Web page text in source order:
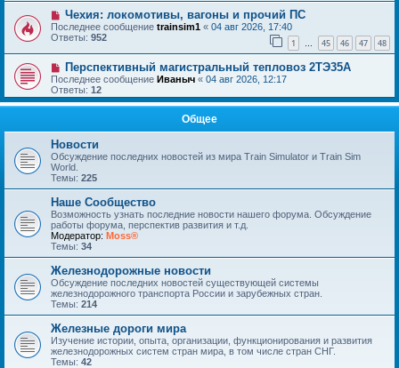
Чехия: локомотивы, вагоны и прочий ПС
Последнее сообщение trainsim1 « 04 авг 2026, 17:40
Ответы: 952 1 … 45 46 47 48
Перспективный магистральный тепловоз 2ТЭ35А
Последнее сообщение Иваныч « 04 авг 2026, 12:17
Ответы: 12
Общее
Новости
Обсуждение последних новостей из мира Train Simulator и Train Sim
World.
Темы: 225
Наше Сообщество
Возможность узнать последние новости нашего форума. Обсуждение
работы форума, перспектив развития и т.д.
Модератор: Moss®
Темы: 34
Железнодорожные новости
Обсуждение последних новостей существующей системы
железнодорожного транспорта России и зарубежных стран.
Темы: 214
Железные дороги мира
Изучение истории, опыта, организации, функционирования и развития
железнодорожных систем стран мира, в том числе стран СНГ.
Темы: 42